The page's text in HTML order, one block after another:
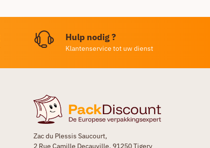
Hulp nodig ?
Klantenservice tot uw dienst
Zac du Plessis Saucourt,
2 Rue Camille Decauville, 91250 Tigery